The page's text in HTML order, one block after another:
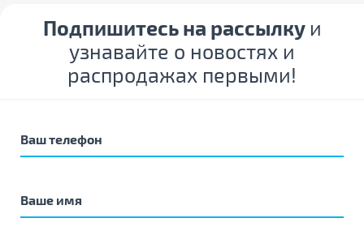
Подпишитесь на рассылку и
узнавайте о новостях и
распродажах первыми!